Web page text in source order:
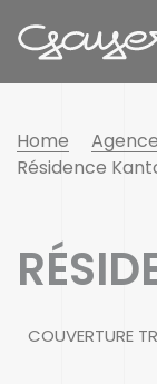
Home
Résidence
COUVERTURE